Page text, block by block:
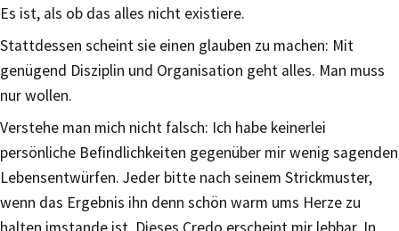
Es ist, als ob das alles nicht existiere.
Stattdessen scheint sie einen glauben zu machen: Mit
genügend Disziplin und Organisation geht alles. Man muss
nur wollen.
Verstehe man mich nicht falsch: Ich habe keinerlei
persönliche Befindlichkeiten gegenüber mir wenig sagenden
Lebensentwürfen. Jeder bitte nach seinem Strickmuster,
wenn das Ergebnis ihn denn schön warm ums Herze zu